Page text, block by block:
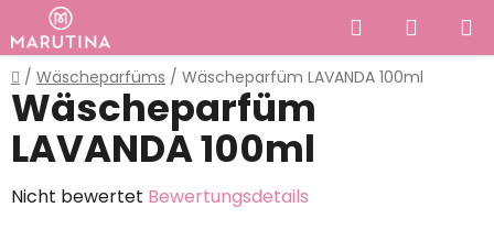
Inhalt
springen
Suchen
Startseite
/ Wäscheparfüms / Wäscheparfüm LAVANDA 100ml
Wäscheparfüm
LAVANDA 100ml
Die
Nicht bewertet Bewertungsdetails